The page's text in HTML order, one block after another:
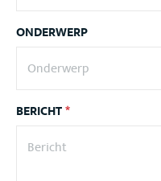
ONDERWERP
BERICHT*